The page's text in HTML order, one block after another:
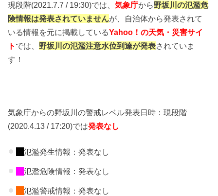
現段階(2021.7.7 / 19:30)では、気象庁から野坂川の氾濫危
険情報は発表されていませんが、自治体から発表されて
いる情報を元に掲載しているYahoo！の天気・災害サイ
ト では、 野坂川の氾濫注意水位到達が発表されていま
す！
気象庁からの野坂川の警戒レベル発表日時：現段階
(2020.4.13 / 17:20)では発表なし
氾濫発生情報：発表なし
氾濫危険情報：発表なし
氾濫警戒情報：発表なし